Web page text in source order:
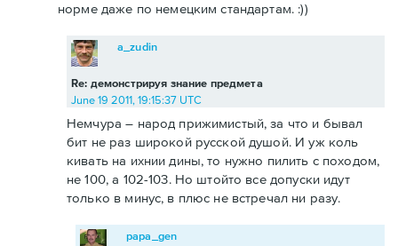
норме даже по немецким стандартам. :))
Re: демонстрируя знание предмета
a_zudin
June 19 2011, 19:15:37 UTC
Немчура – народ прижимистый, за что и бывал
бит не раз широкой русской душой. И уж коль
кивать на ихнии дины, то нужно пилить с походом,
не 100, а 102-103. Но штойто все допуски идут
только в минус, в плюс не встречал ни разу.
papa_gen